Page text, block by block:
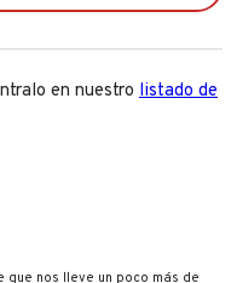
en nuestro listado de
que nos lleve un poco más de